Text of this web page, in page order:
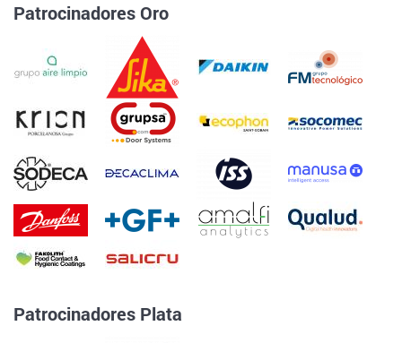
Patrocinadores Oro
Patrocinadores Plata